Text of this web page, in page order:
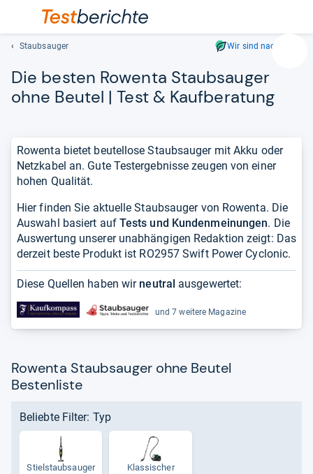
ein.
und
lassen
sich
mit
den
Staubsauger Wir sind nachhaltig
Die bes­ten Rowenta Staub­sau­ger
ohne Beu­tel | Test & Kauf­be­ra­tung
Rowenta bietet beutellose Staubsauger mit Akku oder
Netzkabel an. Gute Testergebnisse zeugen von einer
hohen Qualität.
Hier finden Sie aktuelle Staubsauger von Rowenta. Die
Auswahl basiert auf Tests und Kundenmeinungen. Die
Auswertung unserer unabhängigen Redaktion zeigt: Das
derzeit beste Produkt ist RO2957 Swift Power Cyclonic.
Diese Quellen haben wir neutral ausgewertet:
und 7 weitere Magazine
Rowenta Staubsauger ohne Beutel
Bestenliste
Beliebte Filter: Typ
Stiel­staub­sau­ger
Klas­si­scher